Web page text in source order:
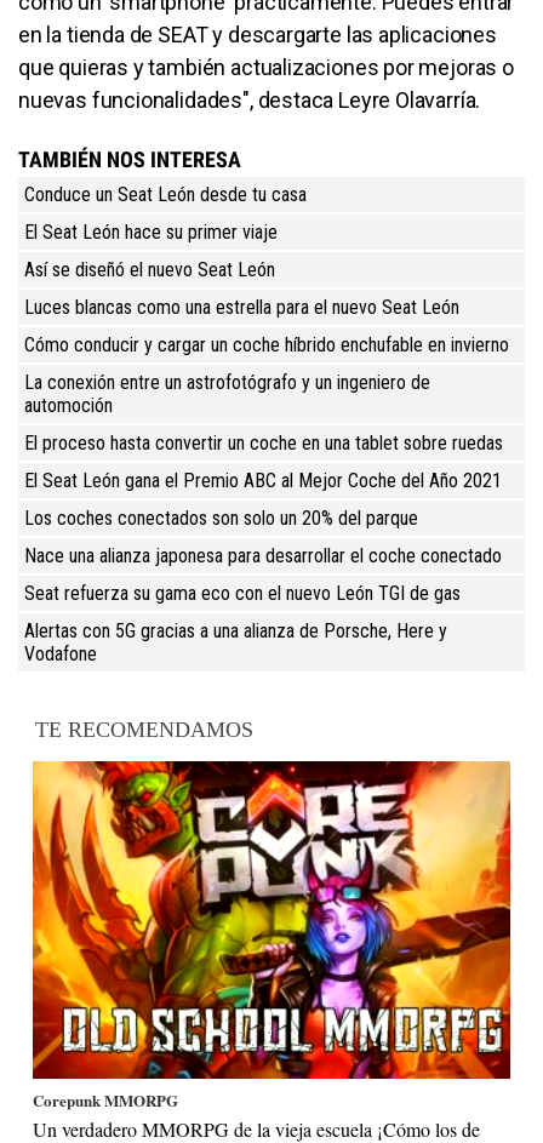
en la tienda de SEAT y descargarte las aplicaciones
que quieras y también actualizaciones por mejoras o
nuevas funcionalidades", destaca Leyre Olavarría.
TAMBIÉN NOS INTERESA
Conduce un Seat León desde tu casa
El Seat León hace su primer viaje
Así se diseñó el nuevo Seat León
Luces blancas como una estrella para el nuevo Seat León
Cómo conducir y cargar un coche híbrido enchufable en invierno
La conexión entre un astrofotógrafo y un ingeniero de
automoción
El proceso hasta convertir un coche en una tablet sobre ruedas
El Seat León gana el Premio ABC al Mejor Coche del Año 2021
Los coches conectados son solo un 20% del parque
Nace una alianza japonesa para desarrollar el coche conectado
Seat refuerza su gama eco con el nuevo León TGI de gas
Alertas con 5G gracias a una alianza de Porsche, Here y
Vodafone
TE RECOMENDAMOS
Corepunk MMORPG
Un verdadero MMORPG de la vieja escuela ¡Cómo los de